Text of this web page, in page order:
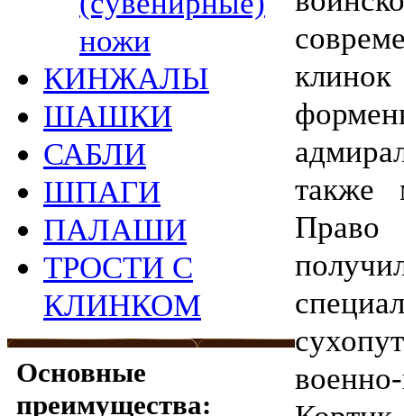
ножи
КИНЖАЛЫ
ШАШКИ
САБЛИ
ШПАГИ
ПАЛАШИ
ТРОСТИ С
КЛИНКОМ
Основные
преимущества:
также